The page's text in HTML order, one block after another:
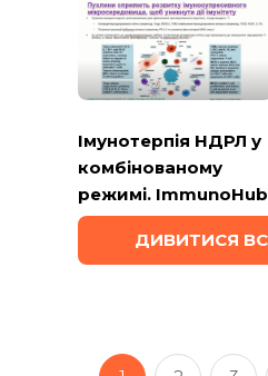
Імунотерпія НДРЛ у
комбінованому
режимі. ImmunoHub
ДИВИТИСЯ